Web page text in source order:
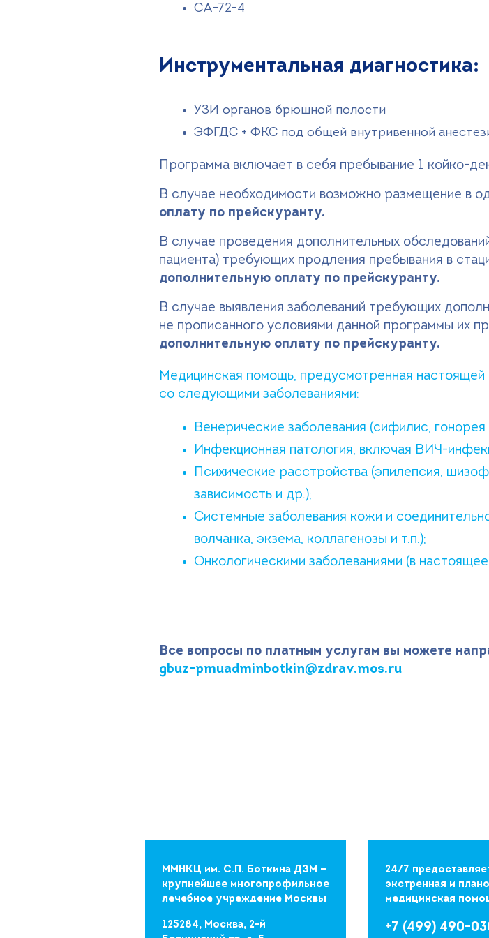
СА-72-4
Инструментальная диагностика:
УЗИ органов брюшной полости
ЭФГДС + ФКС под общей внутривенной
Программа включает в себя пребывание 1 койко-
В случае необходимости возможно размещение в
оплату по прейскуранту.
В случае проведения дополнительных
пациента) требующих продления пребывания в
дополнительную оплату по прейскуранту.
В случае выявления заболеваний требующих
не прописанного условиями данной программы их
дополнительную оплату по прейскуранту.
Медицинская помощь, предусмотренная
со следующими заболеваниями:
Венерические заболевания (сифилис, гонорея
Инфекционная патология, включая ВИЧ-
Психические расстройства (эпилепсия,
зависимость и др.);
Системные заболевания кожи и
волчанка, экзема, коллагенозы и т.п.);
Онкологическими заболеваниями (в
Все вопросы по платным услугам вы можете
gbuz-pmuadminbotkin@zdrav.mos.ru
ММНКЦ им. С.П. Боткина ДЗМ —
крупнейшее многопрофильное
лечебное учреждение Москвы
125284, Москва, 2-й
24/7
экстренная и
медицинская
+7 (499) 490-